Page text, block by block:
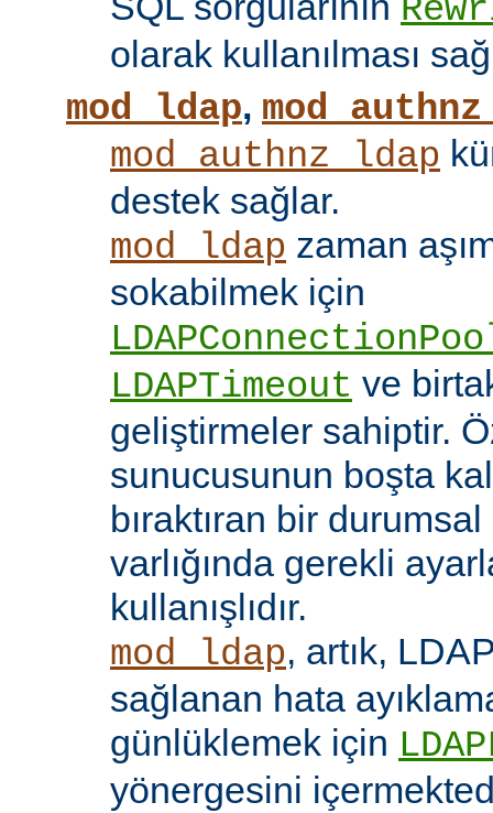
olarak kullanılması
mod_ldap,
mod_authnz_ldap
destek sağlar.
mod_ldap zaman
sokabilmek için
LDAPTimeout ve
geliştirmeler sahiptir.
sunucusunun boşta
bıraktıran bir
varlığında gerekli
kullanışlıdır.
mod_ldap, artık,
sağlanan hata
günlüklemek için
yönergesini